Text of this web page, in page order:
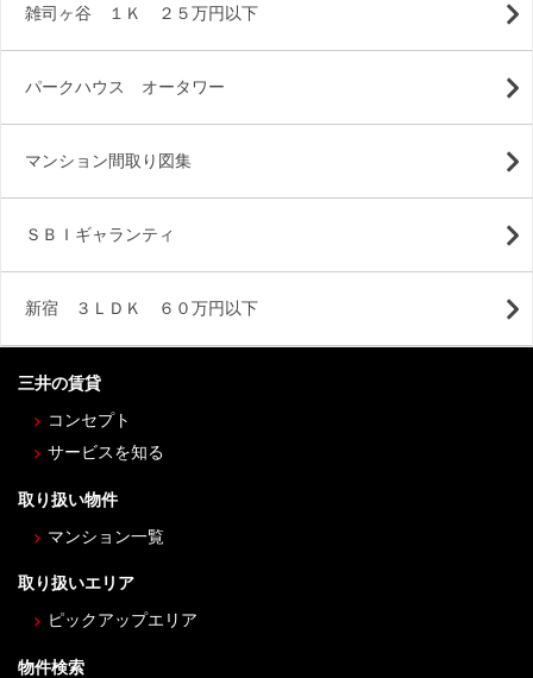
雑司ヶ谷 １Ｋ ２５万円以下
パークハウス オータワー
マンション間取り図集
ＳＢＩギャランティ
新宿 ３ＬＤＫ ６０万円以下
三井の賃貸
コンセプト
サービスを知る
取り扱い物件
マンション一覧
取り扱いエリア
ピックアップエリア
物件検索